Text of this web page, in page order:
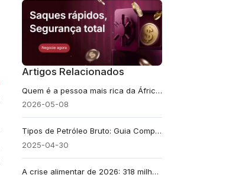
Artigos Relacionados
Quem é a pessoa mais rica da África? Conheça Aliko Dangote
2026-05-08
Tipos de Petróleo Bruto: Guia Completo para Iniciantes
2025-04-30
A crise alimentar de 2026: 318 milhões de pessoas passando fome, governos em risco.